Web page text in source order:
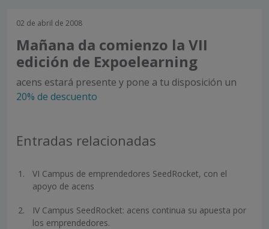
02 de abril de 2008
Mañana da comienzo la VII
edición de Expoelearning
acens estará presente y pone a tu disposición un
20% de descuento
Entradas relacionadas
VI Campus de emprendedores SeedRocket, con el
apoyo de acens
IV Campus SeedRocket: acens continua su apuesta por
los emprendedores.